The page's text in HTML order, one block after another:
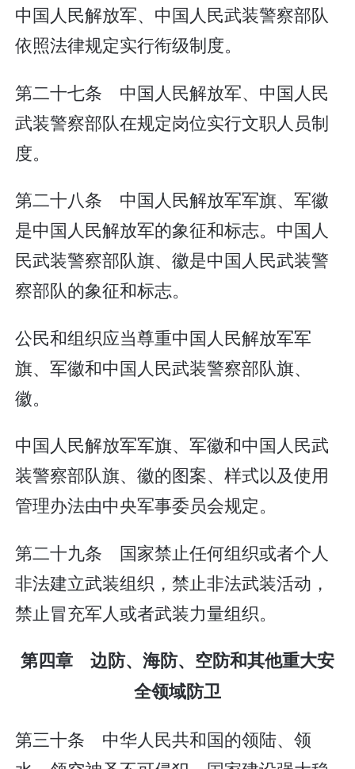
中国人民解放军、中国人民武装警察部队
依照法律规定实行衔级制度。
第二十七条 中国人民解放军、中国人民
武装警察部队在规定岗位实行文职人员制
度。
第二十八条 中国人民解放军军旗、军徽
是中国人民解放军的象征和标志。中国人
民武装警察部队旗、徽是中国人民武装警
察部队的象征和标志。
公民和组织应当尊重中国人民解放军军
旗、军徽和中国人民武装警察部队旗、
徽。
中国人民解放军军旗、军徽和中国人民武
装警察部队旗、徽的图案、样式以及使用
管理办法由中央军事委员会规定。
第二十九条 国家禁止任何组织或者个人
非法建立武装组织，禁止非法武装活动，
禁止冒充军人或者武装力量组织。
第四章 边防、海防、空防和其他重大安
全领域防卫
第三十条 中华人民共和国的领陆、领